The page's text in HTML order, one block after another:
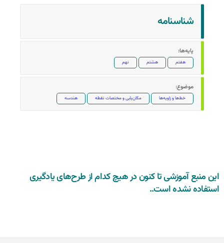
شناسنامه‌
پایه‌ها:
هفتم هشتم نهم
موضوع:
خط‌ها و زاویه‌ها مکان‌یابی و مختصات نقطه هندسه
این منبع آموزشی تا کنون در هیچ کدام از طرح‌های یادگیری
استفاده نشده است..